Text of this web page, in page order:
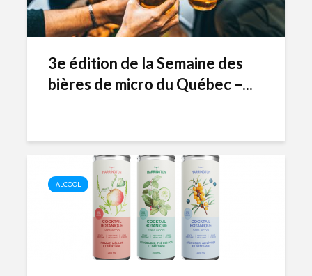
3e édition de la Semaine des
bières de micro du Québec –...
ALCOOL